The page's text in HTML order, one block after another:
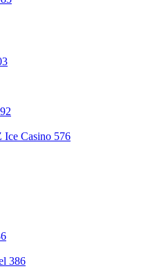
Ice Casino 576
386